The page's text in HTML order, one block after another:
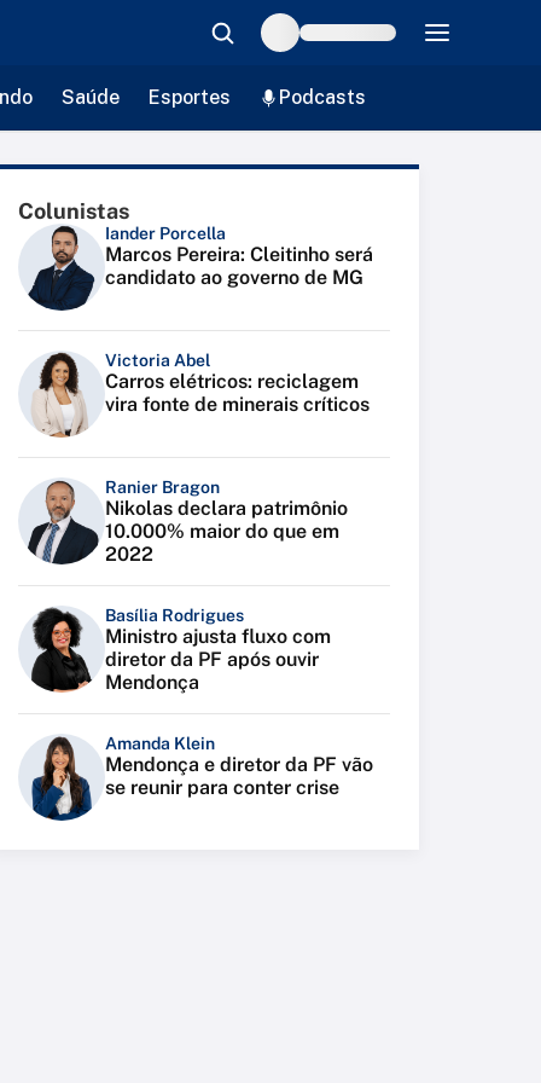
Saúde Esportes Podcasts
Colunistas
Iander Porcella
Marcos Pereira: Cleitinho será
candidato ao governo de MG
Victoria Abel
Carros elétricos: reciclagem
vira fonte de minerais críticos
Ranier Bragon
Nikolas declara patrimônio
10.000% maior do que em
2022
Basília Rodrigues
Ministro ajusta fluxo com
diretor da PF após ouvir
Mendonça
Amanda Klein
Mendonça e diretor da PF vão
se reunir para conter crise